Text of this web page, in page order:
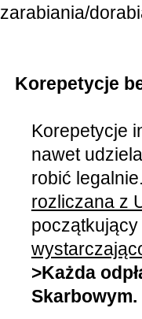
zarabiania/
Korepetycje
Korepetycje
nawet
robić
rozliczana z
>Każda
Skarbowym.